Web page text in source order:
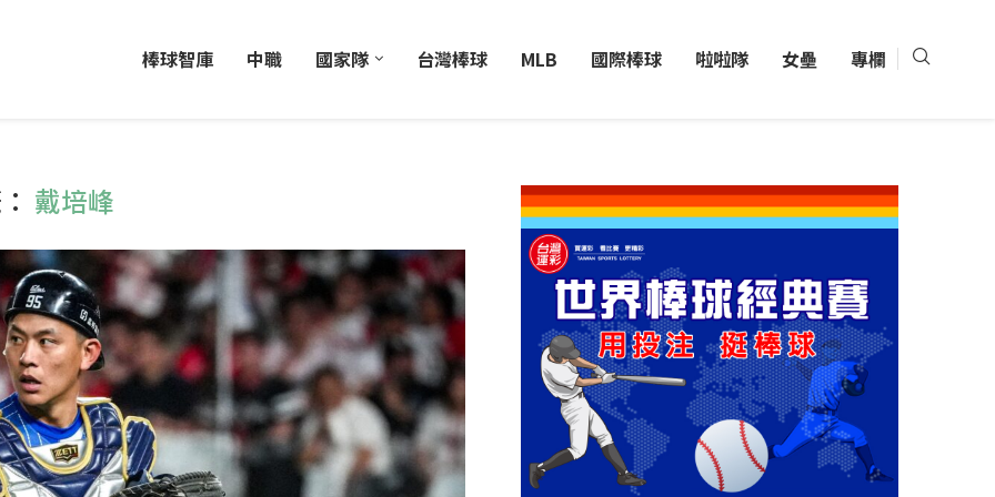
棒球智庫 中職 國家隊 台灣棒球 MLB 國際棒球 啦啦隊 女壘 專欄
戴培峰